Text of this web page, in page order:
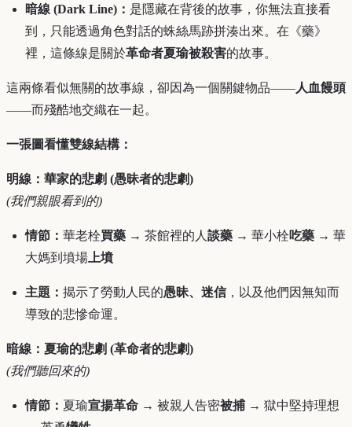
暗線 (Dark Line)： 是隱藏在背後的故事，你無法直接看
到，只能透過角色對話的蛛絲馬跡拼湊出來。在《藥》
裡，這條線是關於革命者夏瑜被殺害的故事。
這兩條看似無關的故事線，卻因為一個關鍵物品——人血饅頭
——而殘酷地交織在一起。
一張圖看懂雙線結構：
明線：華家的悲劇 (愚昧者的悲劇)
(我們親眼看到的)
情節： 華老栓買藥 → 茶館裡的人 談藥 → 華小栓吃藥 → 華
大媽到墳場 上墳
主題： 揭示了勞動人民的愚昧、迷信，以及他們因無知而
導致的悲慘命運。
暗線：夏瑜的悲劇 (革命者的悲劇)
(我們聽回來的)
情節： 夏瑜宣揚革命 → 被親人告密被捕→ 獄中堅持理想